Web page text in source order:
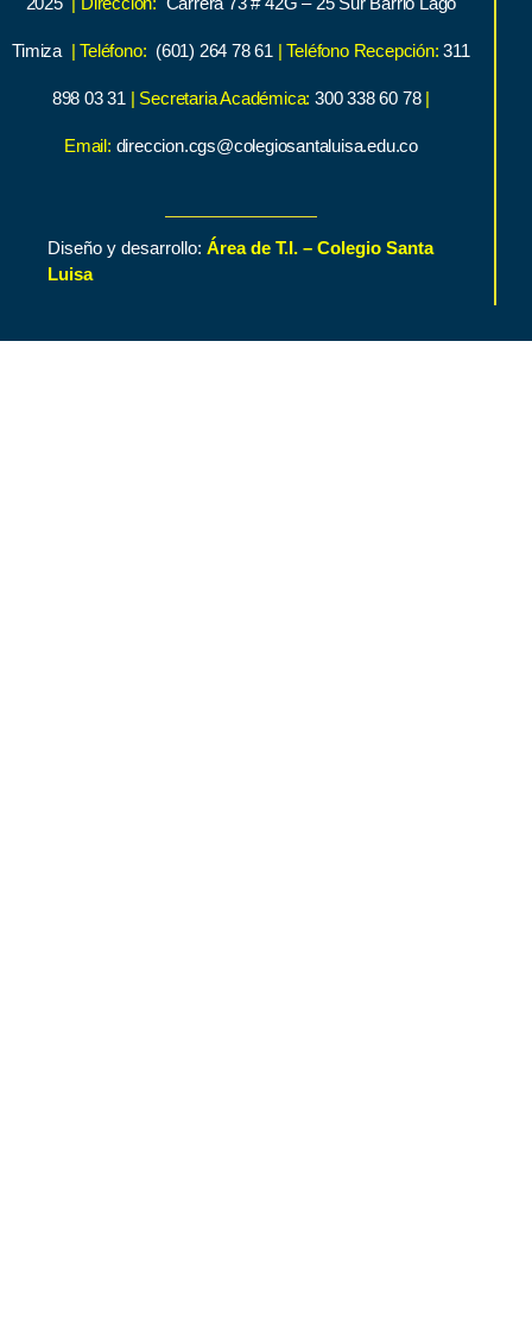
Timiza | Teléfono: (601) 264 78 61 | Teléfono Recepción: 311
898 03 31 | Secretaria Académica:300 338 60 78 |
Email: direccion.cgs@colegiosantaluisa.edu.co
Diseño y desarrollo: Área de T.I. – Colegio Santa
Luisa